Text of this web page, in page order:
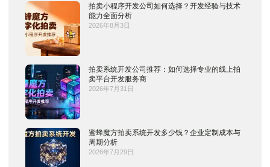
拍卖小程序开发公司如何选择？开发经验与技术
能力全面分析
2026年8月3日
拍卖系统开发公司推荐：如何选择专业的线上拍
卖平台开发服务商
2026年7月31日
蜜蜂魔方拍卖系统开发多少钱？企业定制成本与
周期分析
2026年7月29日